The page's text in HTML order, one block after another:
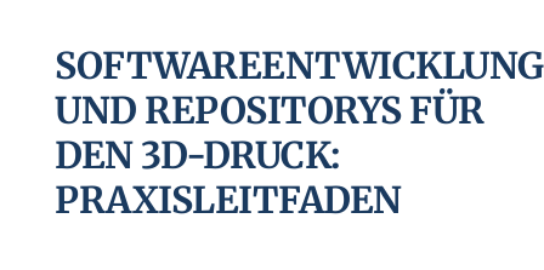
SOFTWAREENTWICKLUNG
UND REPOSITORYS FÜR
DEN 3D-DRUCK:
PRAXISLEITFADEN